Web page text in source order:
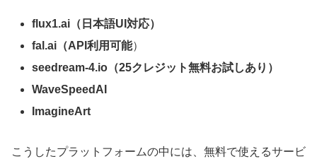
flux1.ai（日本語UI対応）
fal.ai（API利用可能）
seedream-4.io（25クレジット無料お試しあり）
WaveSpeedAI
ImagineArt
こうしたプラットフォームの中には、無料で使えるサービ